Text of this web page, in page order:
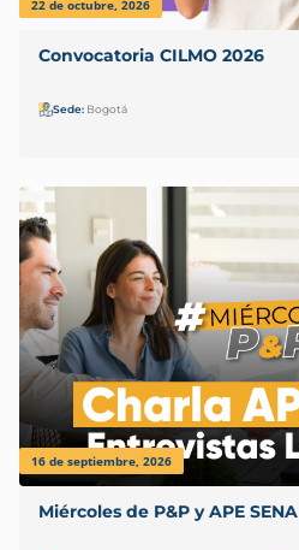
22 de octubre, 2026
Convocatoria CILMO 2026
Sede: Bogotá
16 de septiembre, 2026
Miércoles de P&P y APE SENA